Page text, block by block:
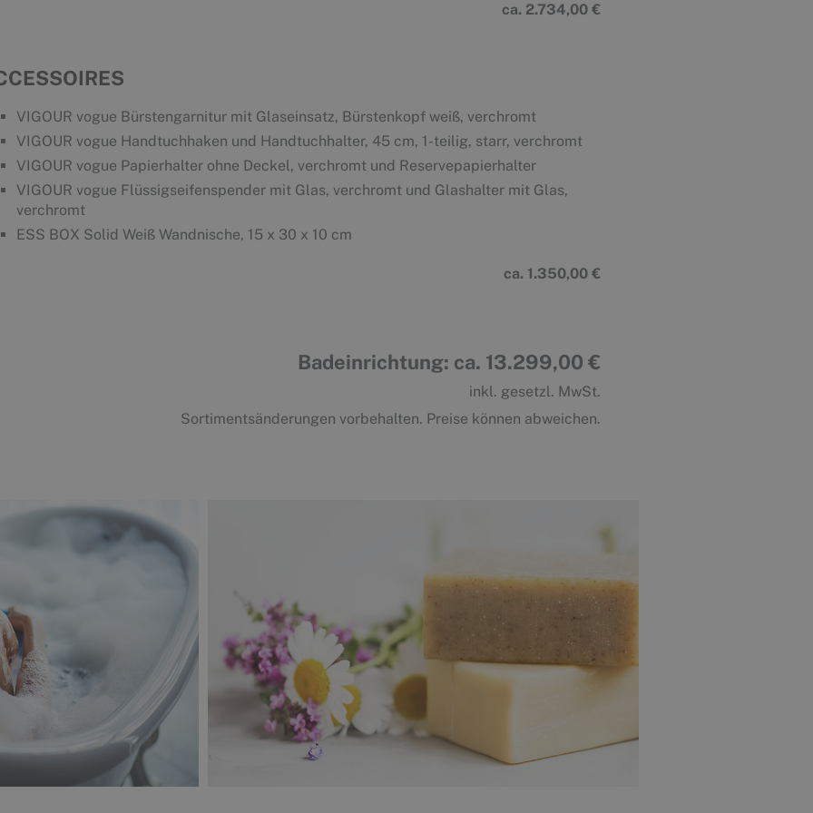
ca. 2.734,00 €
VIGOUR vogue Bürstengarnitur mit Glaseinsatz, Bürstenkopf weiß, verchromt
VIGOUR vogue Handtuchhaken und Handtuchhalter, 45 cm, 1-teilig, starr, verchromt
VIGOUR vogue Papierhalter ohne Deckel, verchromt und Reservepapierhalter
VIGOUR vogue Flüssigseifenspender mit Glas, verchromt und Glashalter mit Glas,
verchromt
ESS BOX Solid Weiß Wandnische, 15 x 30 x 10 cm
ca. 1.350,00 €
Badeinrichtung: ca. 13.299,00 €
inkl. gesetzl. MwSt.
Sortimentsänderungen vorbehalten. Preise können abweichen.